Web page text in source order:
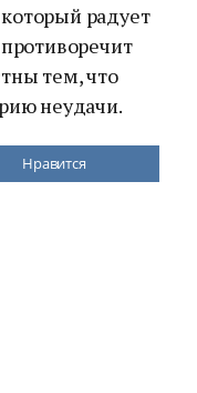
радует
тем, что
неудачи.
Нравится